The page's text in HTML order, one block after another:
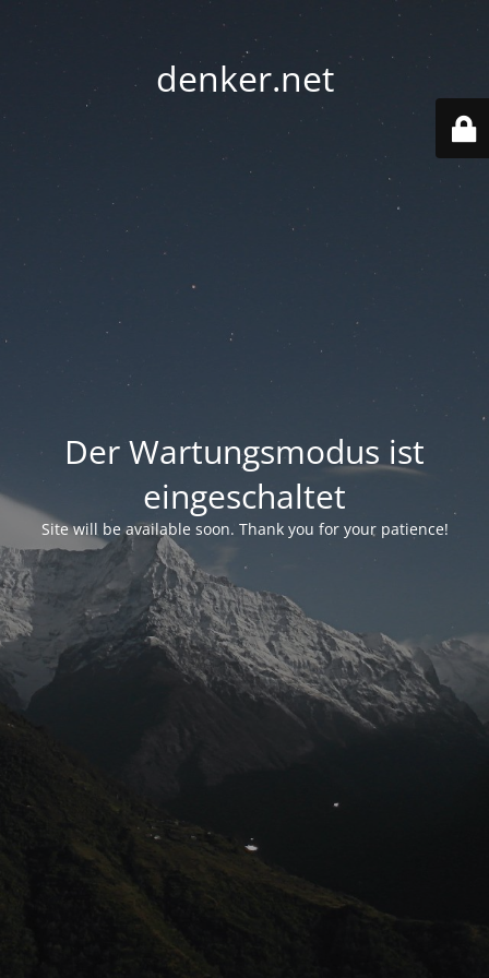
denker.net
Der Wartungsmodus ist
eingeschaltet
Site will be available soon. Thank you for your patience!